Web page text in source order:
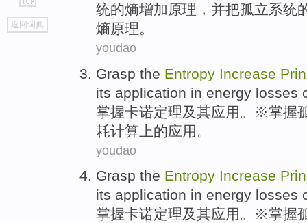
go
top
返回词典
统的熵增加 原理 ， 并把孤立系统
熵原理。
youdao
Grasp the Entropy Increase
its application in energy losses
掌握卡诺定理 及其应用 。※掌握
耗计算 上的应用。
youdao
Grasp the Entropy Increase
its application in energy losses
掌握卡诺定理及其应用 。※掌握